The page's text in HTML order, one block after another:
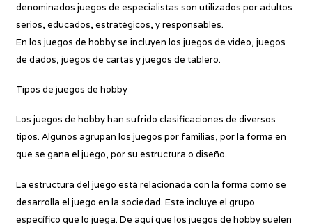
denominados juegos de especialistas son utilizados por adultos
serios, educados, estratégicos, y responsables.
En los juegos de hobby se incluyen los juegos de video, juegos
de dados, juegos de cartas y juegos de tablero.
Tipos de juegos de hobby
Los juegos de hobby han sufrido clasificaciones de diversos
tipos. Algunos agrupan los juegos por familias, por la forma en
que se gana el juego, por su estructura o diseño.
La estructura del juego está relacionada con la forma como se
desarrolla el juego en la sociedad. Este incluye el grupo
específico que lo juega. De aquí que los juegos de hobby suelen